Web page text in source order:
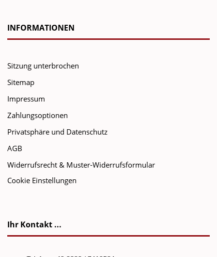
INFORMATIONEN
Sitzung unterbrochen
Sitemap
Impressum
Zahlungsoptionen
Privatsphäre und Datenschutz
AGB
Widerrufsrecht & Muster-Widerrufsformular
Cookie Einstellungen
Ihr Kontakt ...